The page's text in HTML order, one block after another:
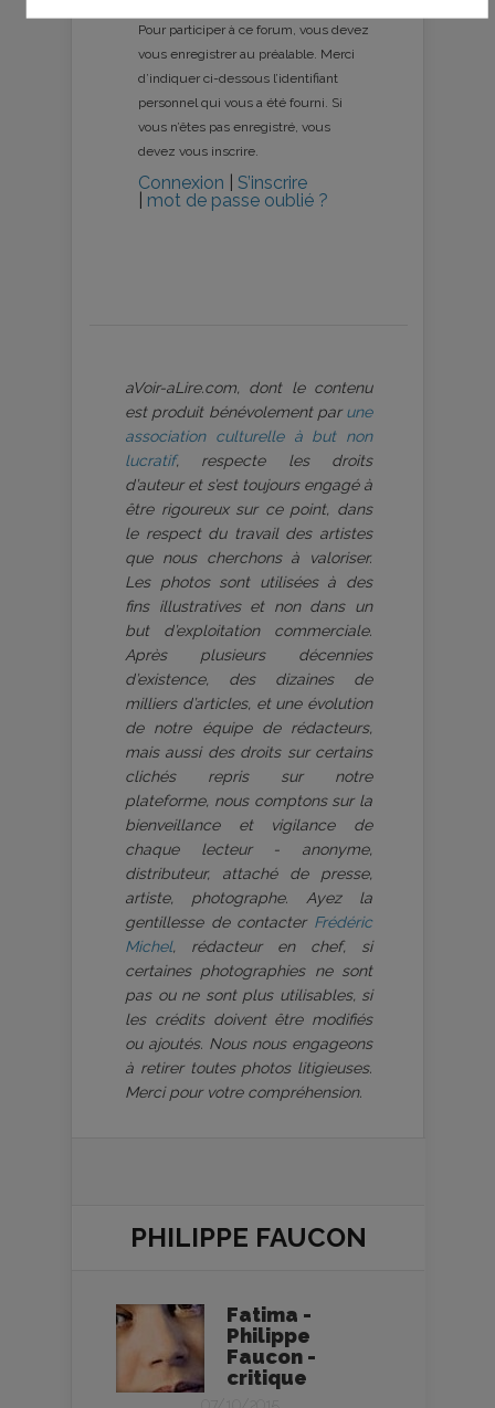
Pour participer à ce forum, vous devez
vous enregistrer au préalable. Merci
d’indiquer ci-dessous l’identifiant
personnel qui vous a été fourni. Si
vous n’êtes pas enregistré, vous
devez vous inscrire.
Connexion
S’inscrire
mot de passe oublié ?
aVoir-aLire.com, dont le contenu
est produit bénévolement par une
association culturelle à but non
lucratif, respecte les droits
d’auteur et s’est toujours engagé à
être rigoureux sur ce point, dans
le respect du travail des artistes
que nous cherchons à valoriser.
Les photos sont utilisées à des
fins illustratives et non dans un
but d’exploitation commerciale.
Après plusieurs décennies
d’existence, des dizaines de
milliers d’articles, et une évolution
de notre équipe de rédacteurs,
mais aussi des droits sur certains
clichés repris sur notre
plateforme, nous comptons sur la
bienveillance et vigilance de
chaque lecteur - anonyme,
distributeur, attaché de presse,
artiste, photographe. Ayez la
gentillesse de contacter Frédéric
Michel, rédacteur en chef, si
certaines photographies ne sont
pas ou ne sont plus utilisables, si
les crédits doivent être modifiés
ou ajoutés. Nous nous engageons
à retirer toutes photos litigieuses.
Merci pour votre compréhension.
PHILIPPE FAUCON
Fatima -
Philippe
Faucon -
critique